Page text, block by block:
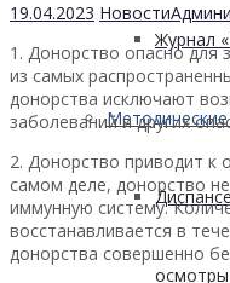
Журнал
осмотры
19.04.2023 Новости
1. Донорство опасно для
из самых
донорства исключают
заболеваний и других
2. Донорство приводит к
самом деле, донорство
иммунную систему.
восстанавливается в
донорства совершенно